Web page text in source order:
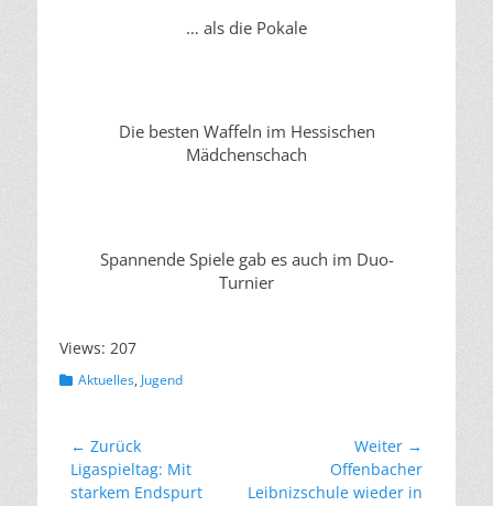
… als die Pokale
Die besten Waffeln im Hessischen
Mädchenschach
Spannende Spiele gab es auch im Duo-
Turnier
Views: 207
Kategorien
Aktuelles, Jugend
Beitragsnavigation
← Zurück
Vorheriger
Beitrag:
Ligaspieltag: Mit
starkem Endspurt
Weiter →
Beitrag:
Offenbacher
Leibnizschule wieder in